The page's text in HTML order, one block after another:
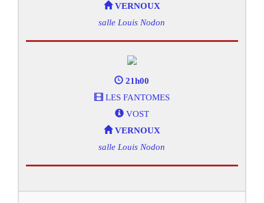
VERNOUX
salle Louis Nodon
21h00
LES FANTOMES
VOST
VERNOUX
salle Louis Nodon